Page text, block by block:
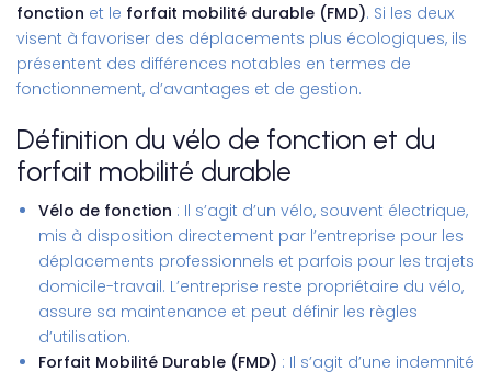
fonction et le forfait mobilité durable (FMD). Si les deux
visent à favoriser des déplacements plus écologiques, ils
présentent des différences notables en termes de
fonctionnement, d’avantages et de gestion.
Définition du vélo de fonction et du
forfait mobilité durable
Vélo de fonction : Il s’agit d’un vélo, souvent électrique,
mis à disposition directement par l’entreprise pour les
déplacements professionnels et parfois pour les trajets
domicile-travail. L’entreprise reste propriétaire du vélo,
assure sa maintenance et peut définir les règles
d’utilisation.
Forfait Mobilité Durable (FMD) : Il s’agit d’une indemnité